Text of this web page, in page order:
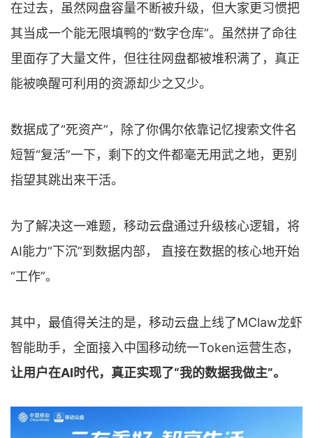
在过去，虽然网盘容量不断被升级，但大家更习惯把
其当成一个能无限填鸭的“数字仓库”。虽然拼了命往
里面存了大量文件，但往往网盘都被堆积满了，真正
能被唤醒可利用的资源却少之又少。
数据成了“死资产”，除了你偶尔依靠记忆搜索文件名
短暂“复活”一下，剩下的文件都毫无用武之地，更别
指望其跳出来干活。
为了解决这一难题，移动云盘通过升级核心逻辑，将
AI能力“下沉”到数据内部， 直接在数据的核心地开始
“工作”。
其中，最值得关注的是，移动云盘上线了MClaw龙虾
智能助手，全面接入中国移动统一Token运营生态，
让用户在AI时代，真正实现了“我的数据我做主”。